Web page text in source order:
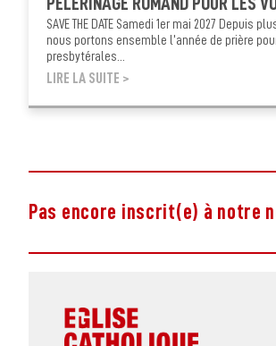
SAVE THE DATE Samedi 1er mai 2027 Depuis
nous portons ensemble l’année de prière
presbytérales...
>
Pas encore inscrit(e) à notre